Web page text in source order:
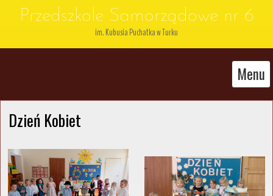
Przedszkole Samorządowe nr 6
im. Kubusia Puchatka w Turku
Menu
Dzień Kobiet